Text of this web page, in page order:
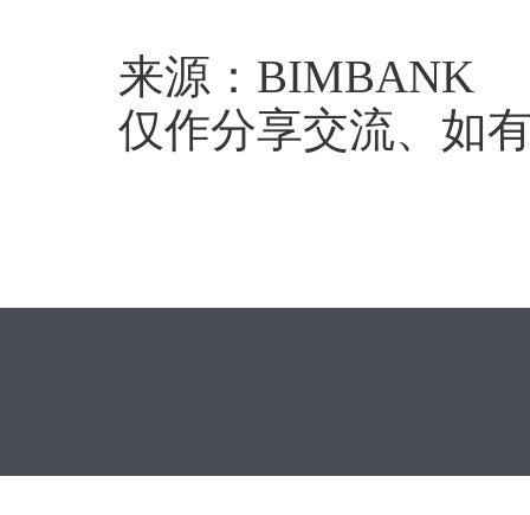
来源：BIMBANK
仅作分享交流、如